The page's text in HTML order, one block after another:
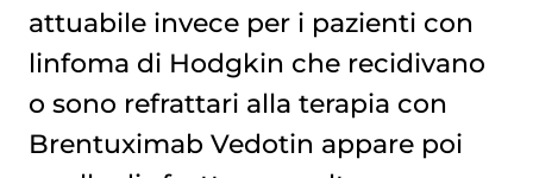
attuabile invece per i pazienti con
linfoma di Hodgkin che recidivano
o sono refrattari alla terapia con
Brentuximab Vedotin appare poi